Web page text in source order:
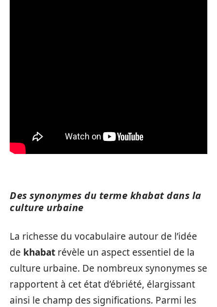
Des synonymes du terme khabat dans la
culture urbaine
La richesse du vocabulaire autour de l’idée
de khabat révèle un aspect essentiel de la
culture urbaine. De nombreux synonymes se
rapportent à cet état d’ébriété, élargissant
ainsi le champ des significations. Parmi les